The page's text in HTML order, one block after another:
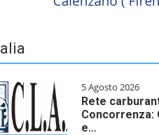
5 Agosto 2026
Rete
Concorrenza:
e…